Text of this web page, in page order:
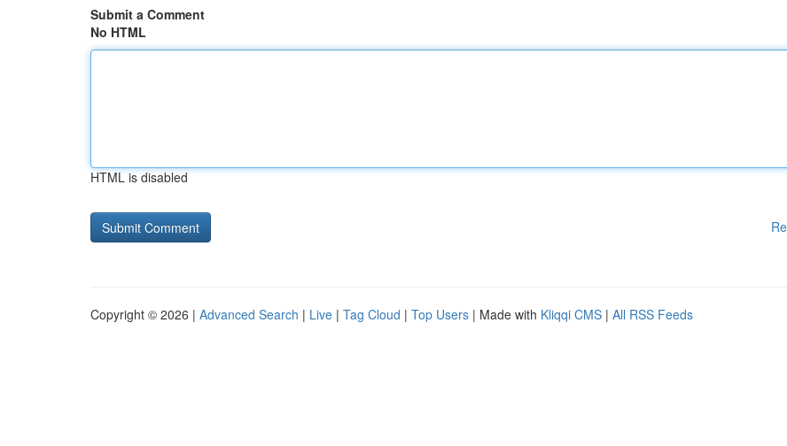
Submit a Comment
No HTML
HTML is disabled
Copyright © 2026 | Advanced Search | Live | Tag Cloud | Top Users | Made with Kliqqi CMS | All RSS Feeds